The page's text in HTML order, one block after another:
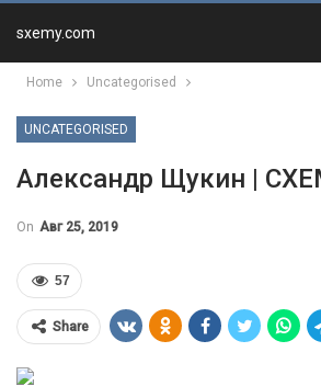
sxemy.com
Home Uncategorised
UNCATEGORISED
Александр Щукин |
On Авг 25, 2019
57
Share